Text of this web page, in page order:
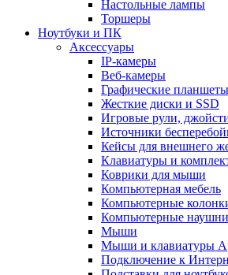
Настольные лампы
Торшеры
Ноутбуки и ПК
Аксессуары
IP-камеры
Веб-камеры
Графические планшеты
Жесткие диски и SSD
Игровые рули,
Источники
Кейсы для внешнего
Клавиатуры и
Коврики для мыши
Компьютерная мебель
Компьютерные
Компьютерные
Мыши
Мыши и клавиатуры
Подключение к